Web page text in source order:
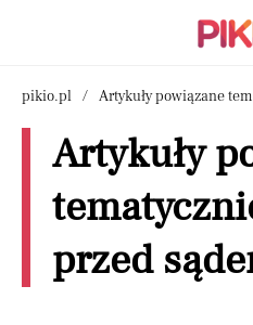
pikio.pl Artykuły powiązane
Artykuły
przed